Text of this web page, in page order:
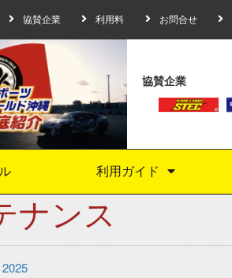
協賛企業 利用料 お問合せ
協賛企業
利用ガイド
ナンス